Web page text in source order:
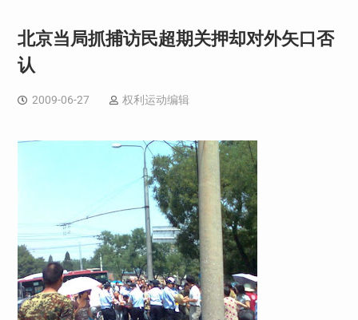
北京当局抓捕访民超期关押却对外矢口否
认
2009-06-27 权利运动编辑